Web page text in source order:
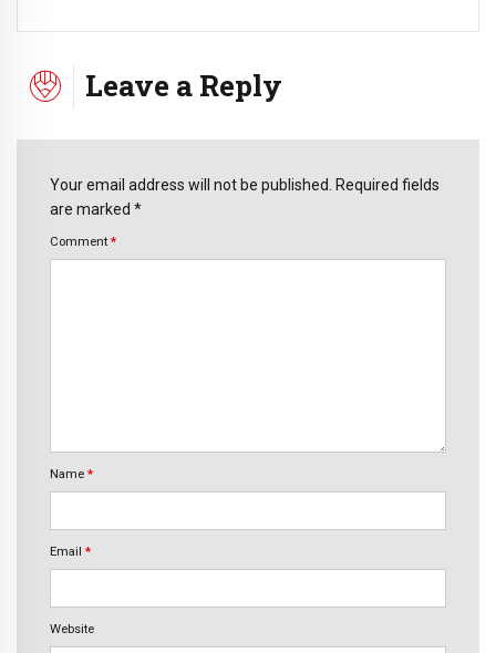
Leave a Reply
Your email address will not be published. Required fields
are marked *
Comment *
Name *
Email *
Website